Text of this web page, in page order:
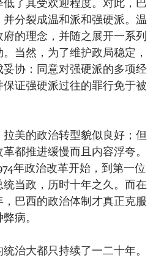
分裂成温和派和强硬派。温
的理念，并随之展开一系列
当然，为了维护政局稳定，
协：同意对强硬派的多项经
证强硬派过往的罪行免于被
美的政治转型貌似良好；但
都推进缓慢而且内容浮夸。
年政治改革开始，到第一位
当政，历时十年之久。而在
巴西的政治体制才真正克服
病。
治大都只持续了一二十年。